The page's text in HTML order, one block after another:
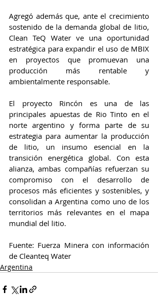
Agregó además que, ante el crecimiento
sostenido de la demanda global de litio,
Clean TeQ Water ve una oportunidad
estratégica para expandir el uso de MBIX
en proyectos que promuevan una
producción más rentable y
ambientalmente responsable.
El proyecto Rincón es una de las
principales apuestas de Rio Tinto en el
norte argentino y forma parte de su
estrategia para aumentar la producción
de litio, un insumo esencial en la
transición energética global. Con esta
alianza, ambas compañías refuerzan su
compromiso con el desarrollo de
procesos más eficientes y sostenibles, y
consolidan a Argentina como uno de los
territorios más relevantes en el mapa
mundial del litio.
Fuente: Fuerza Minera con información
de Cleanteq Water
Argentina